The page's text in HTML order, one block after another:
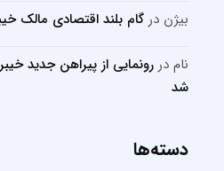
بیژن در گام بلند اقتصادی مالک
نام در رونمایی از پیراهن جدید
شد
دسته‌ها